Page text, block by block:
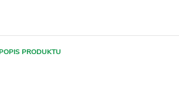
PRODUKTU